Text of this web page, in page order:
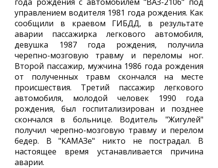
управлением водителя 1981 года рождения. Как
сообщили в краевом ГИБДД, в результате
аварии пассажирка легкового автомобиля,
девушка 1987 года рождения, получила
черепно-мозговую травму и переломы ног.
Второй пассажир, мужчина 1986 года рождения
от полученных травм скончался на месте
происшествия. Третий пассажир легкового
автомобиля, молодой человек 1990 года
рождения, был госпитализирован и позднее
скончался в больнице. Водитель "Жигулей"
получил черепно-мозговую травму и перелом
бедер. В "КАМАЗе" никто не пострадал. В
настоящее время устанавливается причина
аварии.